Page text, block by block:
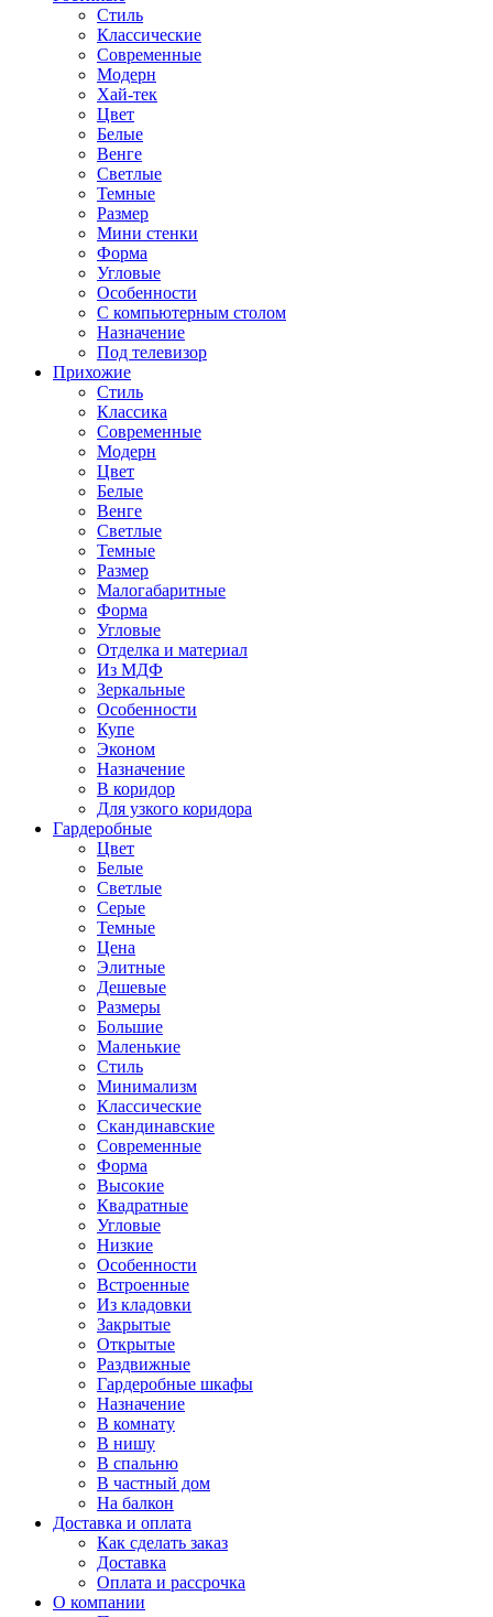
Стиль
Классические
Современные
Модерн
Хай-тек
Цвет
Белые
Венге
Светлые
Темные
Размер
Мини стенки
Форма
Угловые
Особенности
С компьютерным столом
Назначение
Под телевизор
Прихожие
Стиль
Классика
Современные
Модерн
Цвет
Белые
Венге
Светлые
Темные
Размер
Малогабаритные
Форма
Угловые
Отделка и материал
Из МДФ
Зеркальные
Особенности
Купе
Эконом
Назначение
В коридор
Для узкого коридора
Гардеробные
Цвет
Белые
Светлые
Серые
Темные
Цена
Элитные
Дешевые
Размеры
Большие
Маленькие
Стиль
Минимализм
Классические
Скандинавские
Современные
Форма
Высокие
Квадратные
Угловые
Низкие
Особенности
Встроенные
Из кладовки
Закрытые
Открытые
Раздвижные
Гардеробные шкафы
Назначение
В комнату
В нишу
В спальню
В частный дом
На балкон
Доставка и оплата
Как сделать заказ
Доставка
Оплата и рассрочка
О компании